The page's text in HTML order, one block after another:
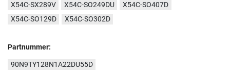
X54C-SX289V
X54C-SO249DU
X54C-SO407D
X54C-SO129D
X54C-SO302D
Partnummer:
90N9TY128N1A22DU55D